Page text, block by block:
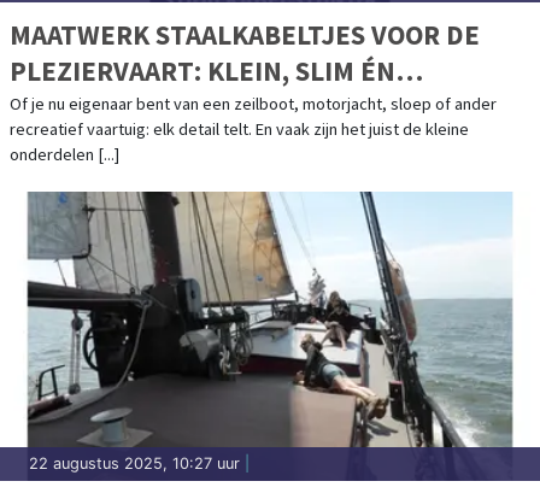
MAATWERK STAALKABELTJES VOOR DE
PLEZIERVAART: KLEIN, SLIM ÉN
OERSTERK
Of je nu eigenaar bent van een zeilboot, motorjacht, sloep of ander
recreatief vaartuig: elk detail telt. En vaak zijn het juist de kleine
onderdelen [...]
22 augustus 2025, 10:27 uur